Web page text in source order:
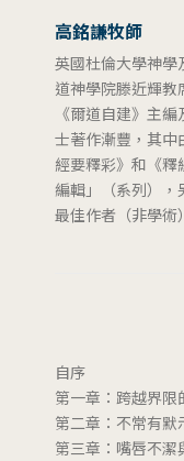
高銘謙牧師
英國杜倫大學神學
道神學院滕近輝
《爾道自建》主
士著作漸豐，其中
經要釋彩》和《
編輯」（系列），
最佳作者（非學術
自序
第一章：跨越界限
第二章：不常有
第三章：嘴唇不潔